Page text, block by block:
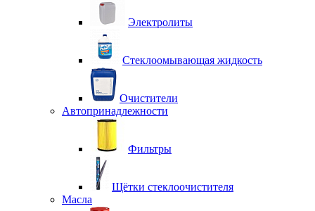
Электролиты
Стеклоомывающая жидкость
Очистители
Автопринадлежности
Фильтры
Щётки стеклоочистителя
Масла